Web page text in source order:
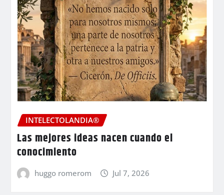
INTELECTOLANDIA®
Las mejores ideas nacen cuando el
conocimiento
huggo romerom Jul 7, 2026